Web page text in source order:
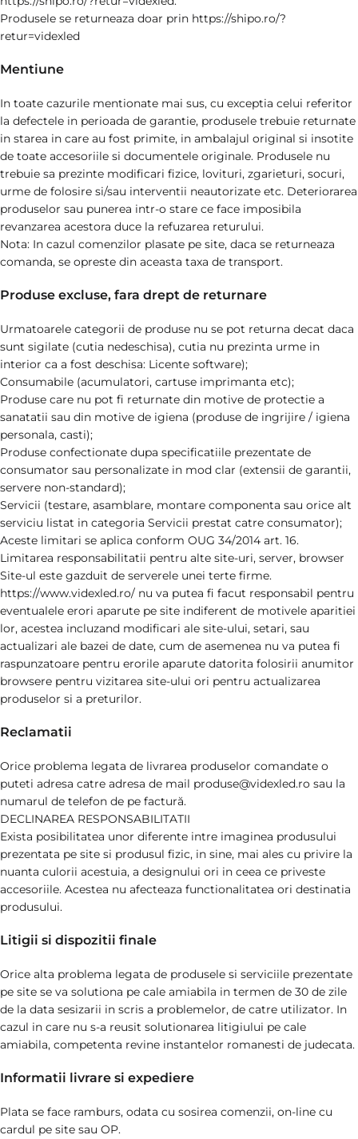
Produsele se returneaza doar prin https://shipo.ro/?
retur=videxled
Mentiune
In toate cazurile mentionate mai sus, cu exceptia celui referitor
la defectele in perioada de garantie, produsele trebuie returnate
in starea in care au fost primite, in ambalajul original si insotite
de toate accesoriile si documentele originale. Produsele nu
trebuie sa prezinte modificari fizice, lovituri, zgarieturi, socuri,
urme de folosire si/sau interventii neautorizate etc. Deteriorarea
produselor sau punerea intr-o stare ce face imposibila
revanzarea acestora duce la refuzarea returului.
Nota: In cazul comenzilor plasate pe site, daca se returneaza
comanda, se opreste din aceasta taxa de transport.
Produse excluse, fara drept de returnare
Urmatoarele categorii de produse nu se pot returna decat daca
sunt sigilate (cutia nedeschisa), cutia nu prezinta urme in
interior ca a fost deschisa: Licente software);
Consumabile (acumulatori, cartuse imprimanta etc);
Produse care nu pot fi returnate din motive de protectie a
sanatatii sau din motive de igiena (produse de ingrijire / igiena
personala, casti);
Produse confectionate dupa specificatiile prezentate de
consumator sau personalizate in mod clar (extensii de garantii,
servere non-standard);
Servicii (testare, asamblare, montare componenta sau orice alt
serviciu listat in categoria Servicii prestat catre consumator);
Aceste limitari se aplica conform OUG 34/2014 art. 16.
Limitarea responsabilitatii pentru alte site-uri, server, browser
Site-ul este gazduit de serverele unei terte firme.
https://www.videxled.ro/ nu va putea fi facut responsabil pentru
eventualele erori aparute pe site indiferent de motivele aparitiei
lor, acestea incluzand modificari ale site-ului, setari, sau
actualizari ale bazei de date, cum de asemenea nu va putea fi
raspunzatoare pentru erorile aparute datorita folosirii anumitor
browsere pentru vizitarea site-ului ori pentru actualizarea
produselor si a preturilor.
Reclamatii
Orice problema legata de livrarea produselor comandate o
puteti adresa catre adresa de mail produse@videxled.ro sau la
numarul de telefon de pe factură.
DECLINAREA RESPONSABILITATII
Exista posibilitatea unor diferente intre imaginea produsului
prezentata pe site si produsul fizic, in sine, mai ales cu privire la
nuanta culorii acestuia, a designului ori in ceea ce priveste
accesoriile. Acestea nu afecteaza functionalitatea ori destinatia
produsului.
Litigii si dispozitii finale
Orice alta problema legata de produsele si serviciile prezentate
pe site se va solutiona pe cale amiabila in termen de 30 de zile
de la data sesizarii in scris a problemelor, de catre utilizator. In
cazul in care nu s-a reusit solutionarea litigiului pe cale
amiabila, competenta revine instantelor romanesti de judecata.
Informatii livrare si expediere
Plata se face ramburs, odata cu sosirea comenzii, on-line cu
cardul pe site sau OP.